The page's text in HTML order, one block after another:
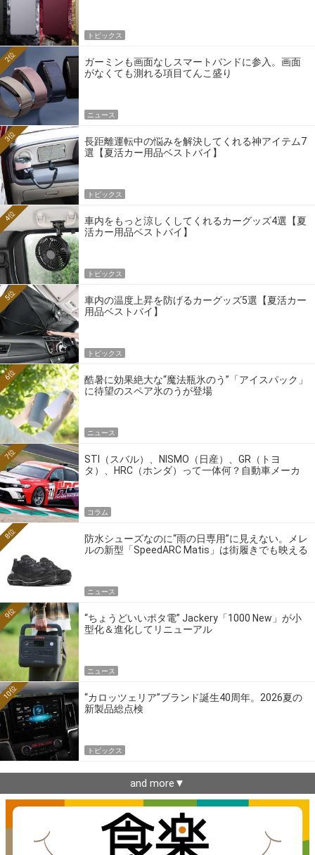
トピックス
ガーミンも画面なしスマートバンドに参入。画面
がなくても測れる項目てんこ盛り
2位
ニュース
長距離運転中の悩みを解決してくれる神アイテム7
選【夏活カー用品ベストバイ】
3位
トピックス
車内をもっと涼しくしてくれるカーグッズ4選【夏
活カー用品ベストバイ】
4位
トピックス
車内の温度上昇を防げるカーグッズ5選【夏活カー
用品ベストバイ】
5位
トピックス
酷暑に効果絶大な“魔法瓶氷のう”「アイスパック」
に待望のスペア氷のうが登場
6位
ニュース
STI（スバル）、NISMO（日産）、GR（トヨ
タ）、HRC（ホンダ）って一体何？自動車メーカ
7位
コラム
防水シューズなのに“雨の日専用”に見えない。メレ
ルの新型「SpeedARC Matis」は街履きでも映える
8位
ニュース
“ちょうどいいポタ電” Jackery「1000 New」が小
型化＆進化してリニューアル
9位
ニュース
“カロッツェリア”ブランド誕生40周年。2026夏の
新製品総点検
10位
トピックス
and more▼